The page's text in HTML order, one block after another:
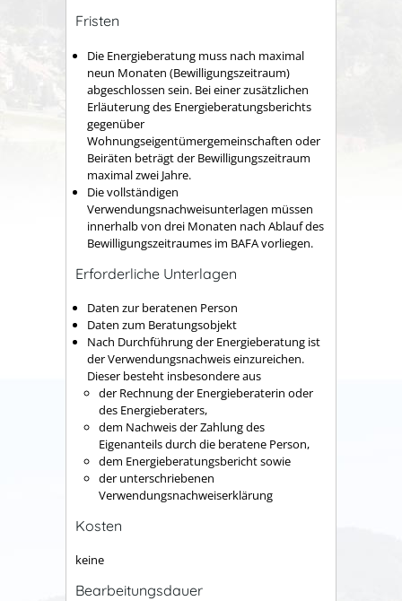
Fristen
Die Energieberatung muss nach maximal
neun Monaten (Bewilligungszeitraum)
abgeschlossen sein. Bei einer zusätzlichen
Erläuterung des Energieberatungsberichts
gegenüber
Wohnungseigentümergemeinschaften oder
Beiräten beträgt der Bewilligungszeitraum
maximal zwei Jahre.
Die vollständigen
Verwendungsnachweisunterlagen müssen
innerhalb von drei Monaten nach Ablauf des
Bewilligungszeitraumes im BAFA vorliegen.
Erforderliche Unterlagen
Daten zur beratenen Person
Daten zum Beratungsobjekt
Nach Durchführung der Energieberatung ist
der Verwendungsnachweis einzureichen.
Dieser besteht insbesondere aus
der Rechnung der Energieberaterin oder
des Energieberaters,
dem Nachweis der Zahlung des
Eigenanteils durch die beratene Person,
dem Energieberatungsbericht sowie
der unterschriebenen
Verwendungsnachweiserklärung
Kosten
keine
Bearbeitungsdauer